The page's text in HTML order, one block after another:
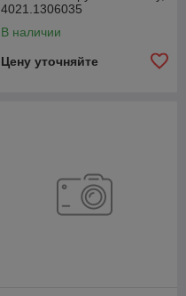
4021.1306035
В наличии
Цену уточняйте